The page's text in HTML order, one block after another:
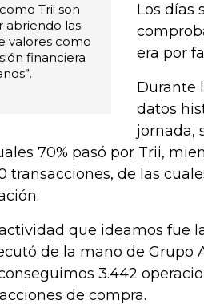
Trii son
abriendo las
valores como
financiera
Los días
era por
Durante
datos
jornada,
70% pasó por Trii,
transacciones, de las
que ideamos fue
de la mano de Grupo
3.442
de compra.